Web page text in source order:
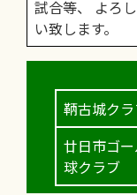
試合等、 よろ
い致します。
鞆古城ク
廿日市ゴ
球クラブ